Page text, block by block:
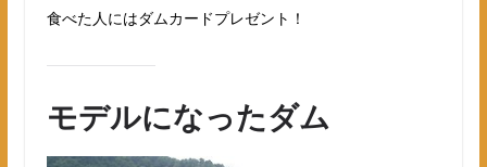
食べた人にはダムカードプレゼント！
モデルになったダム